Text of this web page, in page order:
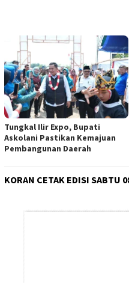
Tungkal Ilir Expo, Bupati
Askolani Pastikan Kemajuan
Pembangunan Daerah
KORAN CETAK EDISI SABTU